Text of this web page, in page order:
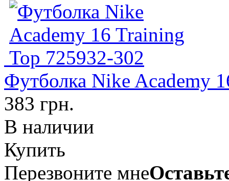
Футболка Nike Academy
383 грн.
В наличии
Купить
Перезвоните мне